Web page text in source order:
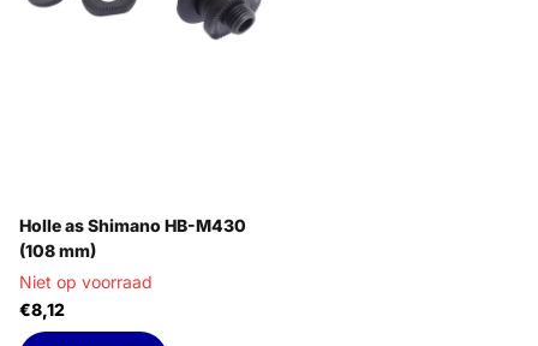
Holle as Shimano HB-M430
(108 mm)
Niet op voorraad
€8,12